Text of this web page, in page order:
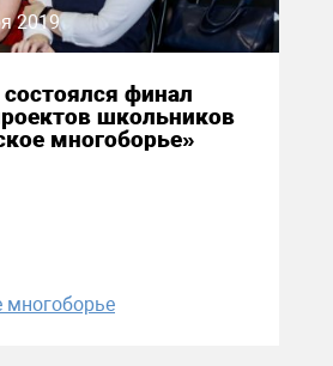
2019
финал
школьников
многоборье»
многоборье